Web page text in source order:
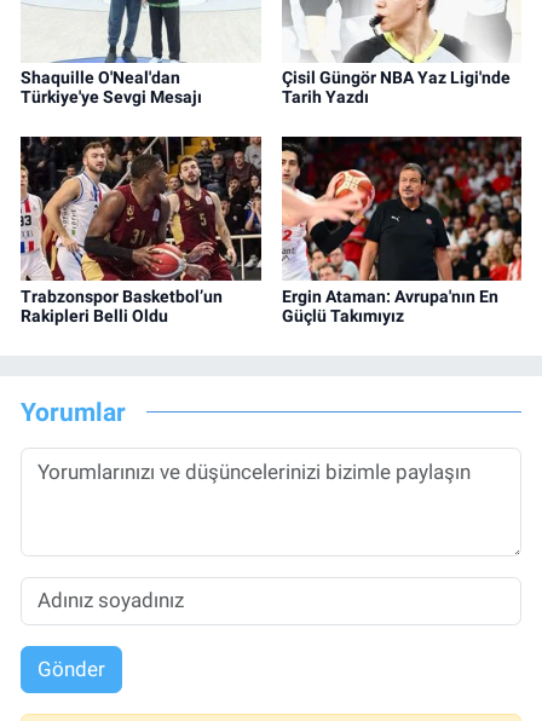
Shaquille O'Neal'dan
Türkiye'ye Sevgi Mesajı
Çisil Güngör NBA Yaz Ligi'nde
Tarih Yazdı
Trabzonspor Basketbol’un
Rakipleri Belli Oldu
Ergin Ataman: Avrupa'nın En
Güçlü Takımıyız
Yorumlar
Gönder